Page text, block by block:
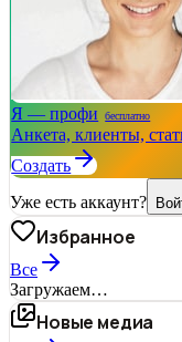
Я — профи бесплатно
Анкета, клиенты,
Создать
Уже есть аккаунт?
Избранное
Все
Загружаем…
Новые медиа